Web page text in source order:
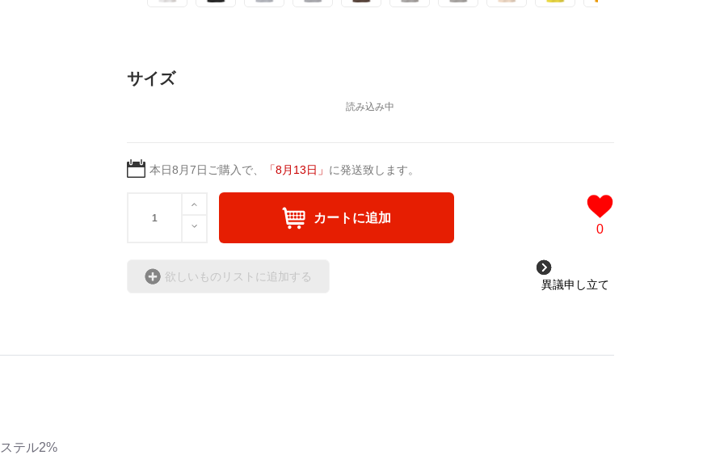
サイズ
本日8月7日 ご購入で、 「8月13日 」 に発送致します。
カートに追加
0
欲しいものリストに追加する
異議申し立て
テル2%